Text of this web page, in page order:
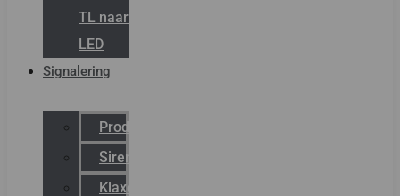
TL naar
LED
Signalering
Productcatalogus
Sirena
Klaxon